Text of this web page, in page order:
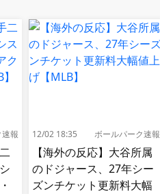
報 12/02 18:35 ボールパーク速報
【海外の反応】大谷所属
のドジャース、27年シー
ズンチケット更新料大幅